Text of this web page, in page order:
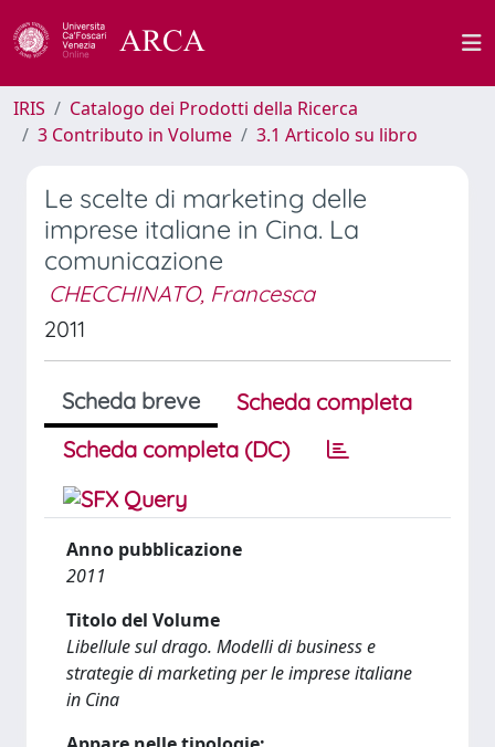
IRIS
Catalogo dei Prodotti della Ricerca
3 Contributo in Volume
3.1 Articolo su libro
Le scelte di marketing delle
imprese italiane in Cina. La
comunicazione
CHECCHINATO, Francesca
2011
Scheda breve
Scheda completa
Scheda completa (DC)
Anno pubblicazione
2011
Titolo del Volume
Libellule sul drago. Modelli di business e
strategie di marketing per le imprese italiane
in Cina